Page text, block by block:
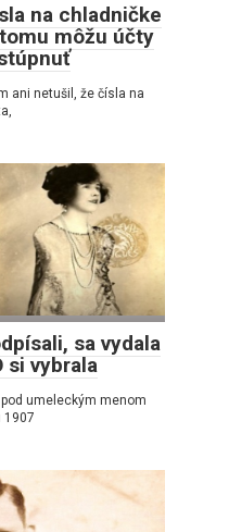
na chladničke
môžu účty
ani netušil, že čísla na
sa vydala
si vybrala
umeleckým menom
1907